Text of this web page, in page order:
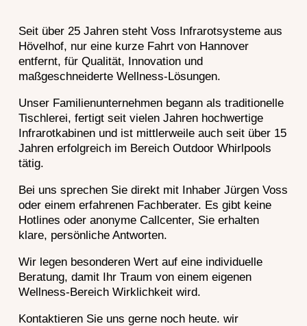
Seit über 25 Jahren steht Voss Infrarotsysteme aus
Hövelhof, nur eine kurze Fahrt von Hannover
entfernt, für Qualität, Innovation und
maßgeschneiderte Wellness-Lösungen.
Unser Familienunternehmen begann als traditionelle
Tischlerei, fertigt seit vielen Jahren hochwertige
Infrarotkabinen und ist mittlerweile auch seit über 15
Jahren erfolgreich im Bereich Outdoor Whirlpools
tätig.
Bei uns sprechen Sie direkt mit Inhaber Jürgen Voss
oder einem erfahrenen Fachberater. Es gibt keine
Hotlines oder anonyme Callcenter, Sie erhalten
klare, persönliche Antworten.
Wir legen besonderen Wert auf eine individuelle
Beratung, damit Ihr Traum von einem eigenen
Wellness-Bereich Wirklichkeit wird.
Kontaktieren Sie uns gerne noch heute. wir